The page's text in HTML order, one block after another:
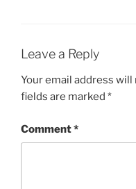
Leave a Reply
Your email address
fields are marked *
Comment*